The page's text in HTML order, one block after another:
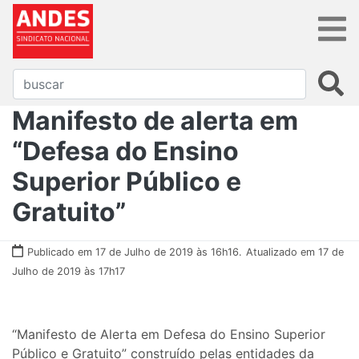
Manifesto de alerta em
“Defesa do Ensino
Superior Público e
Gratuito”
Publicado em 17 de Julho de 2019 às 16h16. Atualizado em 17 de
Julho de 2019 às 17h17
“Manifesto de Alerta em Defesa do Ensino Superior
Público e Gratuito” construído pelas entidades da